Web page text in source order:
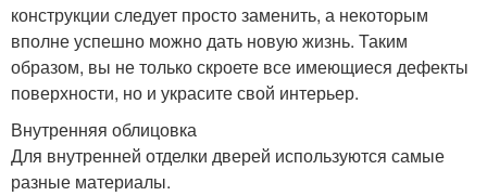
конструкции следует просто заменить, а некоторым
вполне успешно можно дать новую жизнь. Таким
образом, вы не только скроете все имеющиеся дефекты
поверхности, но и украсите свой интерьер.
Внутренняя облицовка
Для внутренней отделки дверей используются самые
разные материалы.